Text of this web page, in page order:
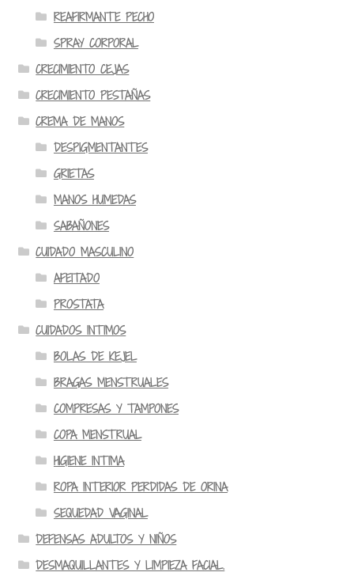
REAFIRMANTE PECHO
SPRAY CORPORAL
CRECIMIENTO CEJAS
CRECIMIENTO PESTAÑAS
CREMA DE MANOS
DESPIGMENTANTES
GRIETAS
MANOS HUMEDAS
SABAÑONES
CUIDADO MASCULINO
AFEITADO
PROSTATA
CUIDADOS INTIMOS
BOLAS DE KEJEL
BRAGAS MENSTRUALES
COMPRESAS Y TAMPONES
COPA MENSTRUAL
HIGIENE INTIMA
ROPA INTERIOR PERDIDAS DE ORINA
SEQUEDAD VAGINAL
DEFENSAS ADULTOS Y NIÑOS
DESMAQUILLANTES Y LIMPIEZA FACIAL.